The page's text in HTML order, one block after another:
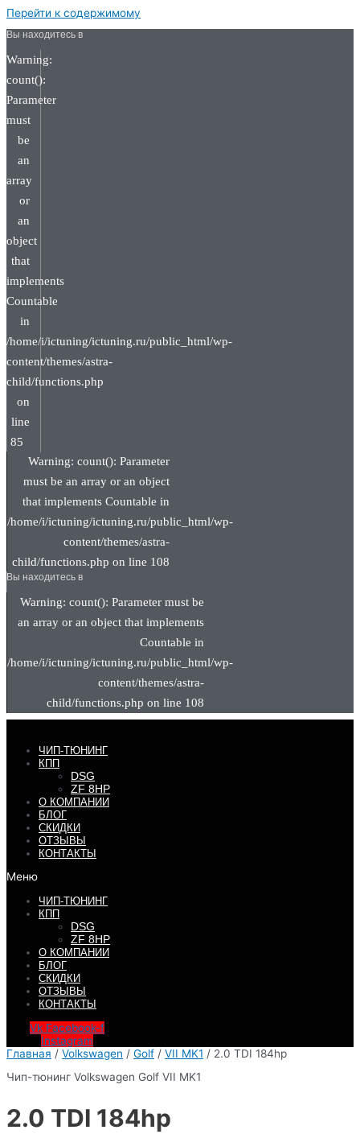
Перейти к содержимому
Вы находитесь в
Warning:
count():
Parameter
must
be
an
array
or
an
object
that
implements
Countable
in
/home/i/ictuning/ictuning.ru/public_html/wp-
content/themes/astra-
child/functions.php
on
line
85
Warning: count(): Parameter
must be an array or an object
that implements Countable in
/home/i/ictuning/ictuning.ru/public_html/wp-
content/themes/astra-
child/functions.php on line 108
Вы находитесь в
Warning: count(): Parameter must be
an array or an object that implements
Countable in
/home/i/ictuning/ictuning.ru/public_html/wp-
content/themes/astra-
child/functions.php on line 108
ЧИП-ТЮНИНГ
КПП
DSG
ZF 8HP
О КОМПАНИИ
БЛОГ
СКИДКИ
ОТЗЫВЫ
КОНТАКТЫ
Меню
ЧИП-ТЮНИНГ
КПП
DSG
ZF 8HP
О КОМПАНИИ
БЛОГ
СКИДКИ
ОТЗЫВЫ
КОНТАКТЫ
Vk Facebook-f
Instagram
Главная / Volkswagen / Golf / VII MK1 / 2.0 TDI 184hp
Чип-тюнинг Volkswagen Golf VII MK1
2.0 TDI 184hp